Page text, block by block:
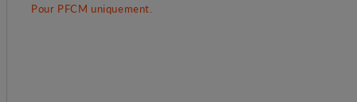
Pour PFCM uniquement.